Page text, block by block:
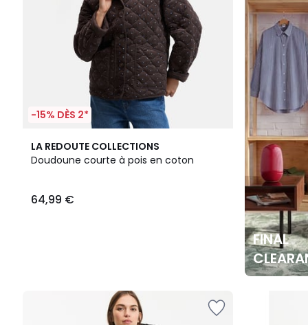
-15% DÈS 2*
LA REDOUTE COLLECTIONS
Doudoune courte à pois en coton
64,99 €
FINAL